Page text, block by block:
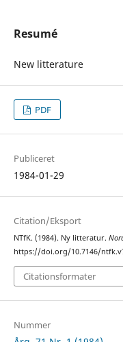
Resumé
New litterature
PDF
Publiceret
1984-01-29
Citation/Eksport
NTfK. (1984). Ny litteratur.
https://doi.org/10.7146/
Citationsformater
Nummer